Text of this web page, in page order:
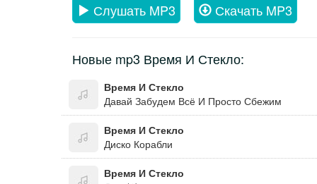
Слушать MP3 Скачать MP3
Новые mp3 Время И Стекло:
Время И Стекло
Давай Забудем Всё И Просто Сбежим
Время И Стекло
Диско Корабли
Время И Стекло